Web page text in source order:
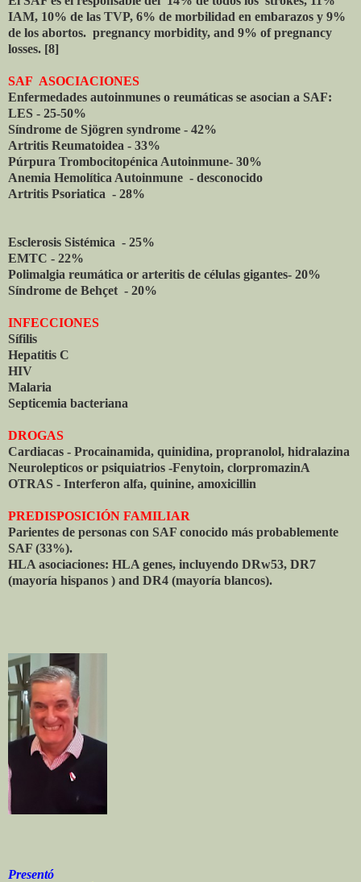
IAM, 10% de las TVP, 6% de morbilidad en embarazos y 9%
de los abortos. pregnancy morbidity, and 9% of pregnancy
losses. [8]
SAF ASOCIACIONES
Enfermedades autoinmunes o reumáticas se asocian a SAF:
LES - 25-50%
Síndrome de Sjögren syndrome - 42%
Artritis Reumatoidea - 33%
Púrpura Trombocitopénica Autoinmune- 30%
Anemia Hemolítica Autoinmune - desconocido
Artritis Psoriatica - 28%
Esclerosis Sistémica - 25%
EMTC - 22%
Polimalgia reumática or arteritis de células gigantes- 20%
Síndrome de Behçet - 20%
INFECCIONES
Sífilis
Hepatitis C
HIV
Malaria
Septicemia bacteriana
DROGAS
Cardiacas - Procainamida, quinidina, propranolol, hidralazina
Neurolepticos or psiquiatrios -Fenytoin, clorpromazinA
OTRAS - Interferon alfa, quinine, amoxicillin
PREDISPOSICIÓN FAMILIAR
Parientes de personas con SAF conocido más probablemente
SAF (33%).
HLA asociaciones: HLA genes, incluyendo DRw53, DR7
(mayoría hispanos ) and DR4 (mayoría blancos).
Presentó